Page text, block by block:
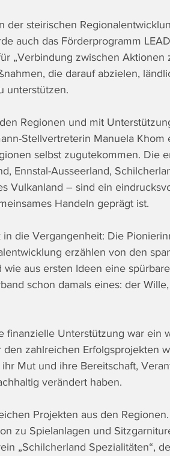
der steirischen
auch das Förderprogramm
„Verbindung zwischen Aktionen
die darauf abzielen,
unterstützen.
Regionen und mit
Stellvertreterin Manuela Khom
selbst zugutekommen. Die
Ennstal-Ausseerland,
Vulkanland – sind ein
Handeln geprägt ist.
die Vergangenheit: Die
erzählen von den
aus ersten Ideen eine spürbare
schon damals eines: der
finanzielle Unterstützung war ein
zahlreichen Erfolgsprojekten
Mut und ihre Bereitschaft,
verändert haben.
Projekten aus den
zu Spielanlagen und
„Schilcherland Spezialitäten“,